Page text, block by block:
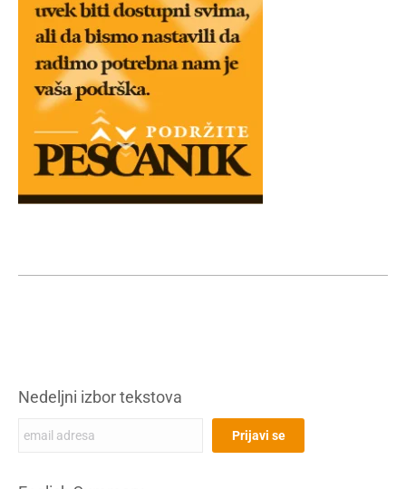
Nedeljni izbor tekstova